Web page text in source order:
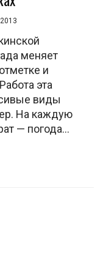
меняет
и
эта
виды
На каждую
— погода...